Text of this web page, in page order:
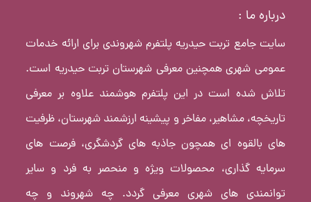
درباره ما :
سایت جامع تربت حیدریه پلتفرم شهروندی برای ارائه خدمات
عمومی شهری همچنین معرفی شهرستان تربت حیدریه است.
تلاش شده است در این پلتفرم هوشمند علاوه بر معرفی
تاریخچه، مشاهیر، مفاخر و پیشینه ارزشمند شهرستان، ظرفیت
های بالقوه ای همچون جاذبه های گردشگری، فرصت های
سرمایه گذاری، محصولات ویژه و منحصر به فرد و سایر
توانمندی های شهری معرفی گردد. چه شهروند و چه